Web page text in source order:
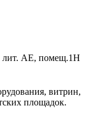
лит. АЕ, помещ.1Н
витрин,
площадок.